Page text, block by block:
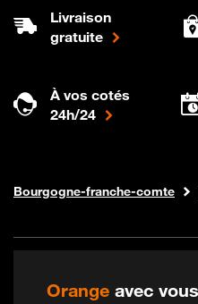
Livraison
gratuite
À vos cotés
24h/24
Boutique Orange
Internet fibre
Bourgogne-franche-comte